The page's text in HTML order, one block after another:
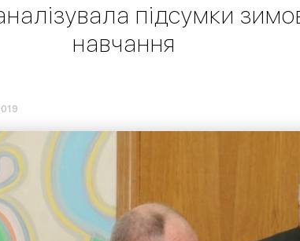
підсумки
навчання